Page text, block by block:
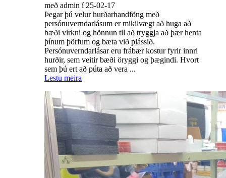
með admin í 25-02-17
Þegar þú velur hurðarhandföng með
persónuverndarlásum er mikilvægt að huga að
bæði virkni og hönnun til að tryggja að þær henta
þínum þörfum og bæta við plássið.
Persónuverndarlásar eru frábær kostur fyrir innri
hurðir, sem veitir bæði öryggi og þægindi. Hvort
sem þú ert að púta að vera ...
Lestu meira